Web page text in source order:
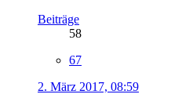
Beiträge
58
67
2. März 2017, 08:59